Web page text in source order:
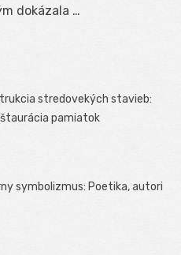
dokázala …
stredovekých stavieb:
pamiatok
symbolizmus: Poetika, autori